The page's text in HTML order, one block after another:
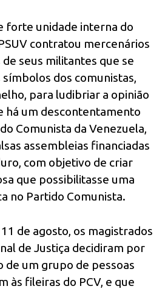
forte unidade interna do
contratou mercenários
seus militantes que se
símbolos dos comunistas,
para ludibriar a opinião
há um descontentamento
Comunista da Venezuela,
assembleias financiadas
com objetivo de criar
que possibilitasse uma
no Partido Comunista.
de agosto, os magistrados
de Justiça decidiram por
de um grupo de pessoas
às fileiras do PCV, e que